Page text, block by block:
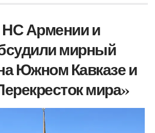
Армении и
мирный
Южном Кавказе и
мира»